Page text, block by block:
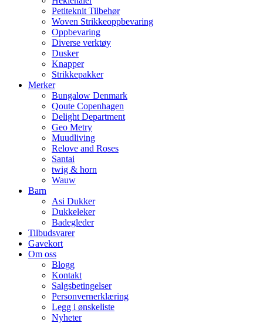
Petiteknit Tilbehør
Woven Strikkeoppbevaring
Oppbevaring
Diverse verktøy
Dusker
Knapper
Strikkepakker
Merker
Bungalow Denmark
Qoute Copenhagen
Delight Department
Geo Metry
Muudliving
Relove and Roses
Santai
twig & horn
Wauw
Barn
Asi Dukker
Dukkeleker
Badegleder
Tilbudsvarer
Gavekort
Om oss
Blogg
Kontakt
Salgsbetingelser
Personvernerklæring
Legg i ønskeliste
Nyheter